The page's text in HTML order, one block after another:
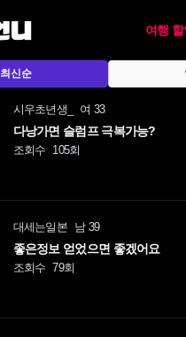
여행
최신순
시우초년생_ 여 33
다낭가면 슬럼프 극복가능?
조회수 105회
대세는일본 남 39
좋은정보 얻었으면 좋겠어요
조회수 79회